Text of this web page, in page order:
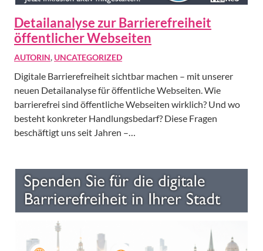
Detailanalyse zur Barrierefreiheit
öffentlicher Webseiten
AUTORIN, UNCATEGORIZED
Digitale Barrierefreiheit sichtbar machen – mit unserer
neuen Detailanalyse für öffentliche Webseiten. Wie
barrierefrei sind öffentliche Webseiten wirklich? Und wo
besteht konkreter Handlungsbedarf? Diese Fragen
beschäftigt uns seit Jahren –…